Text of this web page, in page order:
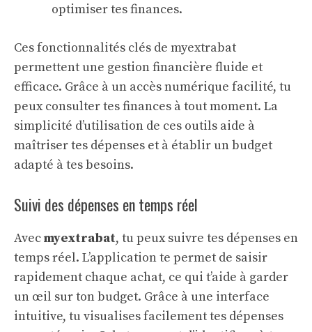
optimiser tes finances.
Ces fonctionnalités clés de myextrabat
permettent une gestion financière fluide et
efficace. Grâce à un accès numérique facilité, tu
peux consulter tes finances à tout moment. La
simplicité d’utilisation de ces outils aide à
maîtriser tes dépenses et à établir un budget
adapté à tes besoins.
Suivi des dépenses en temps réel
Avecmyextrabat, tu peux suivre tes dépenses en
temps réel. L’application te permet de saisir
rapidement chaque achat, ce qui t’aide à garder
un œil sur ton budget. Grâce à une interface
intuitive, tu visualises facilement tes dépenses